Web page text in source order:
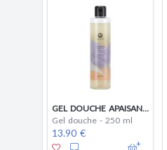
GEL DOUCHE APAISANT LAVANDIN / ORANGE
Gel douche - 250 ml
13.90 €